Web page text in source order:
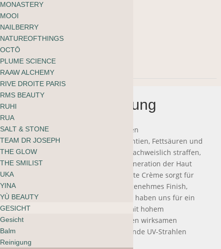
Josh
Rosebrook
Nutrient
Day
Cream
SPF30
Menge
-
In den Warenkorb
Beschreibung
Einzigartige Kräutersynergien setzen
entzündungshemmende Antioxidantien, Fettsäuren und
Phytonährstoffe frei, die die Haut nachweislich straffen,
Rötungen reduzieren und die Regeneration der Haut
unterstützen. Diese luxuriöse, leichte Crème sorgt für
ein mattes, geschmeidiges und angenehmes Finish,
ohne einen weissen Schimmer. Wir haben uns für ein
hochwertiges, non-nano Zinkoxid mit hohem
Mikrongehalt entschieden, das einen wirksamen
Sonnenschutz gegen hautschädigende UV-Strahlen
bietet.
MONASTERY
MOOI
NAILBERRY
NATUREOFTHINGS
OCTŌ
PLUME SCIENCE
RAAW ALCHEMY
RIVE DROITE PARIS
RMS BEAUTY
RUHI
RUA
SALT & STONE
TEAM DR JOSEPH
THE GLOW
THE SMILIST
UKA
YINA
YÙ BEAUTY
GESICHT
Gesicht
Balm
Reinigung